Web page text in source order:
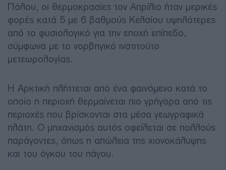
Πόλου, οι θερμοκρασίες τον Απρίλιο ήταν μερικές
φορές κατά 5 με 6 βαθμούς Κελσίου υψηλότερες
από το φυσιολογικό για την εποχή επίπεδο,
σύμφωνα με το νορβηγικό ινστιτούτο
μετεωρολογίας.
Η Αρκτική πλήττεται από ένα φαινόμενο κατά το
οποίο η περιοχή θερμαίνεται πιο γρήγορα από τις
περιοχές που βρίσκονται στα μέσα γεωγραφικά
πλάτη. Ο μηχανισμός αυτός οφείλεται σε πολλούς
παράγοντες, όπως η απώλεια της χιονοκάλυψης
και του όγκου του πάγου.